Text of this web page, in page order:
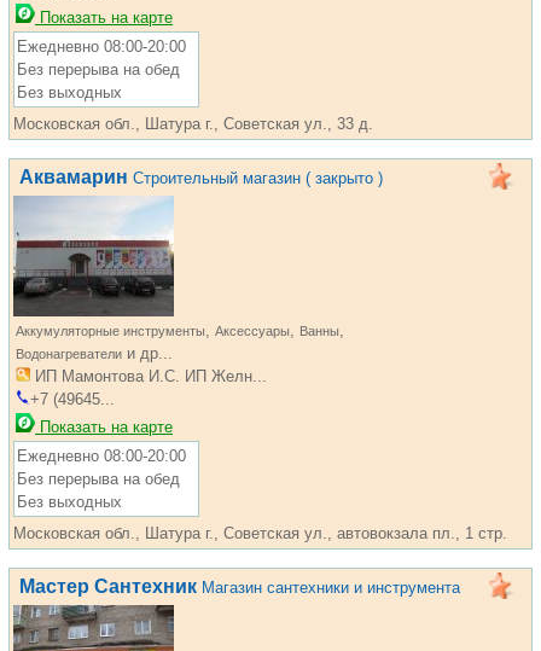
Показать на карте
Ежедневно 08:00-20:00
Без перерыва на обед
Без выходных
Московская обл., Шатура г., Советская ул., 33 д.
Аквамарин Строительный магазин ( закрыто )
Аккумуляторные инструменты, Аксессуары, Ванны,
Водонагреватели и др...
ИП Мамонтова И.С. ИП Желн...
+7 (49645...
Показать на карте
Ежедневно 08:00-20:00
Без перерыва на обед
Без выходных
Московская обл., Шатура г., Советская ул., автовокзала пл., 1 стр.
Мастер Сантехник Магазин сантехники и инструмента